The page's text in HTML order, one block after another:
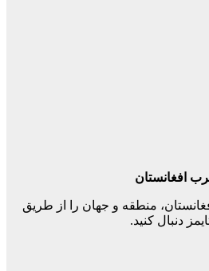
افغانستان
منطقه و جهان را از طریق
دنبال کنید.